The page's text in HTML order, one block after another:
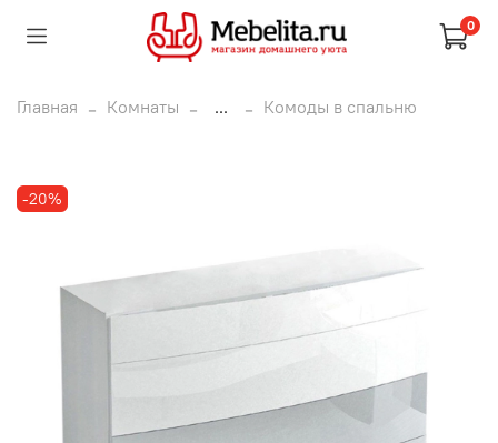
0
Главная Комнаты ... Комоды в спальню
-20%